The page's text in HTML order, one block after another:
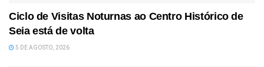
Ciclo de Visitas Noturnas ao Centro Histórico de
Seia está de volta
5 DE AGOSTO, 2026